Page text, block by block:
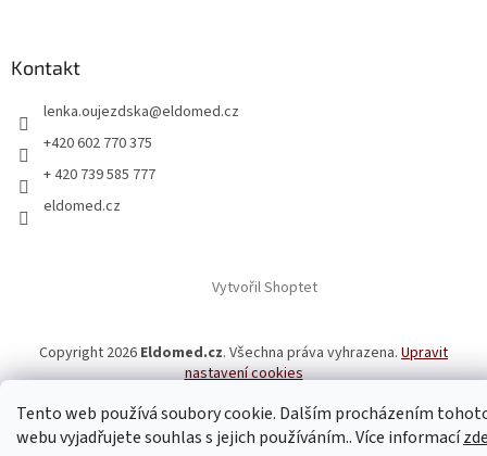
Tento web používá soubory cookie. Dalším procházením
webu vyjadřujete souhlas s jejich používáním.. Více informací
Kontakt
lenka.oujezdska@eldomed.cz
+420 602 770 375
+ 420 739 585 777
eldomed.cz
Vytvořil Shoptet
Copyright 2026 Eldomed.cz. Všechna práva vyhrazena. Upravit
nastavení cookies